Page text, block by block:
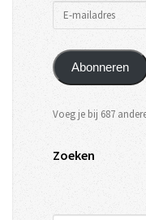
Abonneren
Voeg je bij 687
Zoeken